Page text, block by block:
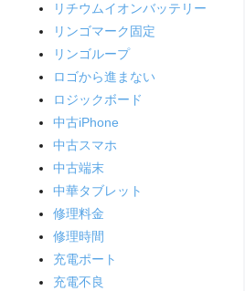
リチウムイオンバッテリー
リンゴマーク固定
リンゴループ
ロゴから進まない
ロジックボード
中古iPhone
中古スマホ
中古端末
中華タブレット
修理料金
修理時間
充電ポート
充電不良